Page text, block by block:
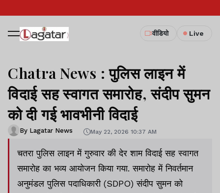
वीडियो Live
Chatra News : पुलिस लाइन में
विदाई सह स्वागत समारोह, संदीप सुमन
को दी गई भावभीनी विदाई
By Lagatar News May 22, 2026 10:37 AM
चतरा पुलिस लाइन में गुरुवार की देर शाम विदाई सह स्वागत
समारोह का भव्य आयोजन किया गया. समारोह में निवर्तमान
अनुमंडल पुलिस पदाधिकारी (SDPO) संदीप सुमन को